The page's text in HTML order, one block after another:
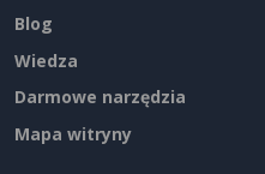
Blog
Wiedza
Darmowe narzędzia
Mapa witryny